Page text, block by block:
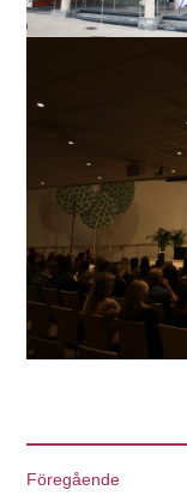
Föregående